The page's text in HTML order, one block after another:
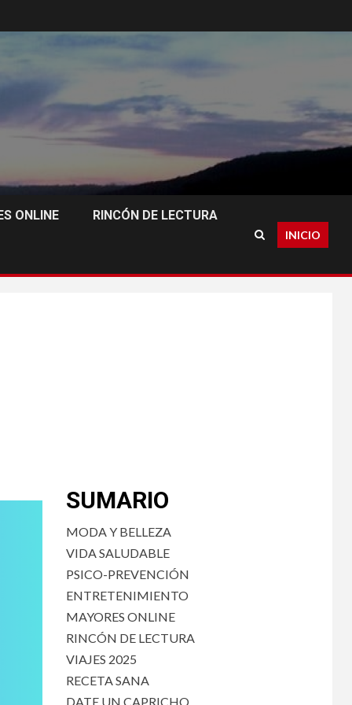
ONLINE RINCÓN DE LECTURA
INICIO
SUMARIO
MODA Y BELLEZA
VIDA SALUDABLE
PSICO-PREVENCIÓN
ENTRETENIMIENTO
MAYORES ONLINE
RINCÓN DE LECTURA
VIAJES 2025
RECETA SANA
DATE UN CAPRICHO